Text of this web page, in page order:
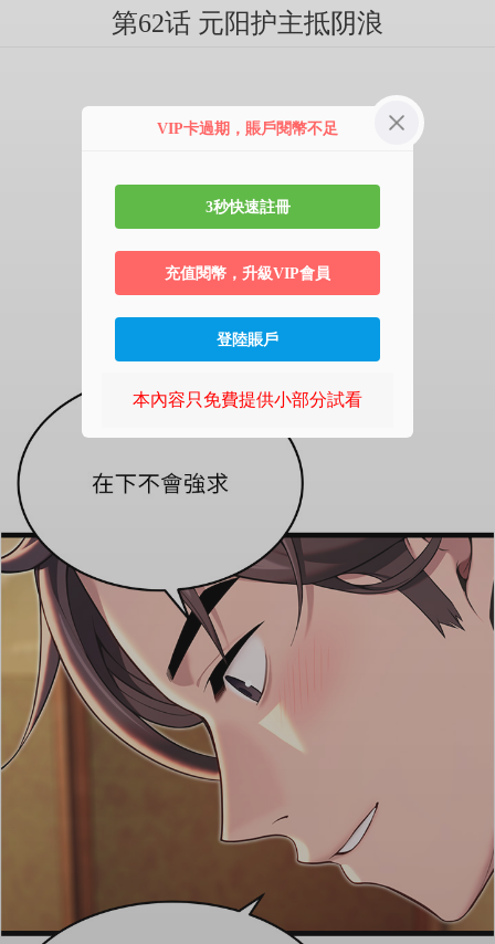
第62话 元阳护主抵阴浪
VIP卡過期，賬戶閱幣不足
3秒快速註冊
充值閱幣，升級VIP會員
登陸賬戶
本內容只免費提供小部分試看